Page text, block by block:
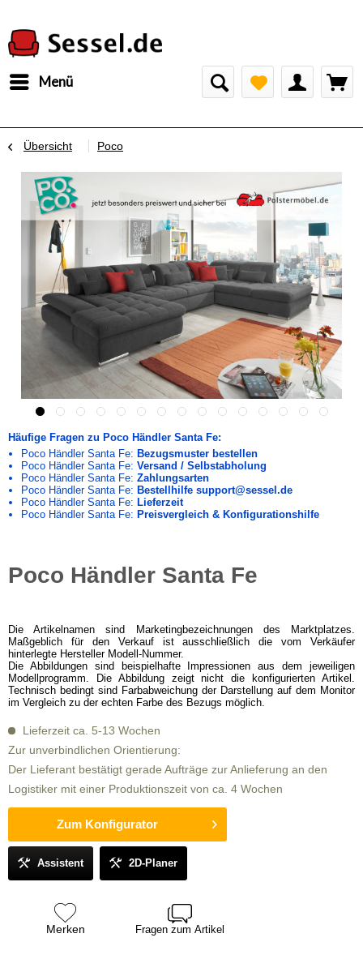
Menü
Übersicht Poco
Häufige Fragen zu Poco Händler Santa Fe:
Poco Händler Santa Fe: Bezugsmuster bestellen
Poco Händler Santa Fe: Versand / Selbstabholung
Poco Händler Santa Fe: Zahlungsarten
Poco Händler Santa Fe: Bestellhilfe support@sessel.de
Poco Händler Santa Fe: Lieferzeit
Poco Händler Santa Fe: Preisvergleich & Konfigurationshilfe
Poco Händler Santa Fe
Die Artikelnamen sind Marketingbezeichnungen des Marktplatzes.
Maßgeblich für den Verkauf ist ausschließlich die vom Verkäufer
hinterlegte Hersteller Modell-Nummer.
Die Abbildungen sind beispielhafte Impressionen aus dem jeweiligen
Modellprogramm. Die Abbildung zeigt nicht die konfigurierten Artikel.
Technisch bedingt sind Farbabweichung der Darstellung auf dem Monitor
im Vergleich zu der echten Farbe des Bezugs möglich.
Lieferzeit ca. 5-13 Wochen
Zur unverbindlichen Orientierung:
Der Lieferant bestätigt gerade Aufträge zur Anlieferung an den
Logistiker mit einer Produktionszeit von ca. 4 Wochen
Zum Konfigurator
Assistent 2D-Planer
Merken Fragen zum Artikel